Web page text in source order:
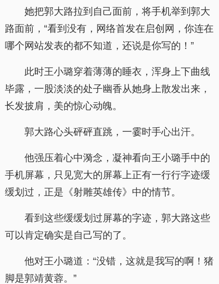
她把郭大路拉到自己面前，将手机举到郭大
路面前，“看到没有，网络首发在启创网，你连在
哪个网站发表的都不知道，还说是你写的！”
此时王小璐穿着薄薄的睡衣，浑身上下曲线
毕露，一股淡淡的处子幽香从她身上散发出来，
长发披肩，美的惊心动魄。
郭大路心头砰砰直跳，一霎时手心出汗。
他强压着心中漪念，凝神看向王小璐手中的
手机屏幕，只见宽大的屏幕上正有一行行字迹缓
缓划过，正是《射雕英雄传》中的情节。
看到这些缓缓划过屏幕的字迹，郭大路这些
可以肯定确实是自己写的了。
他对王小璐道：“没错，这就是我写的啊！猪
脚是郭靖黄蓉。”